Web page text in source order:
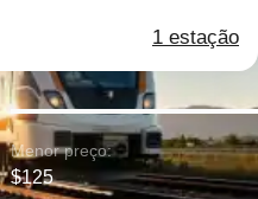
1 estação
Menor preço:
$125